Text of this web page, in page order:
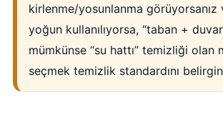
Yangın Pompası
kirlenme/yosunlanma görüyorsanız
yoğun kullanılıyorsa, “taban +
mümkünse “su hattı” temizliği olan
seçmek temizlik standardını belirgin